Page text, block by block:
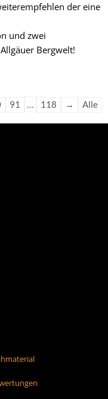
der eine
und zwei
Bergwelt!
91 … 118 → Alle